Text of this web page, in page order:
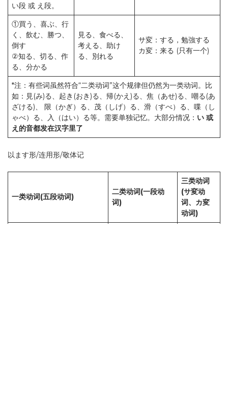
い段 或 え段。
①買う、喜ぶ、行
く、飲む、勝つ、
倒す
②知る、切る、作
る、分かる
見る、食べる、
考える、助け
る、別れる
サ変：する，勉強する
カ変：来る (只有一个)
*注：有些词虽然符合“二类动词”这个规律但仍然为一类动词。比
如：見(み)る、起き(おき)る、帰(かえ)る、焦（あせ)る、嘲る(あ
ざける)、 限（かぎ）る、茂（しげ）る、滑（すべ）る、喋（し
ゃべ）る、入（はい）る等。需要单独记忆。大部分情况： い 或
え的音都发在汉字里了
以ます形/连用形/敬体记
一类动词(五段动词)
二类动词(一段动
词)
三类动词
(サ変动
词、カ変
动词)